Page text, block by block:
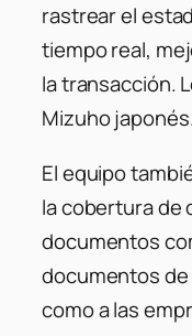
rastrear el
tiempo real,
la transacción.
Mizuho
El equipo
la cobertura de
documentos
documentos
como a las